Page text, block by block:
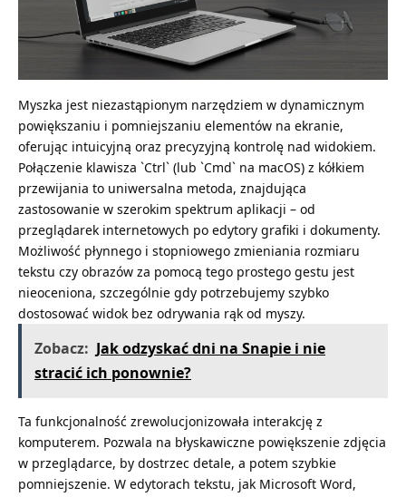
Myszka jest niezastąpionym narzędziem w dynamicznym
powiększaniu i pomniejszaniu elementów na ekranie,
oferując intuicyjną oraz precyzyjną kontrolę nad widokiem.
Połączenie klawisza `Ctrl` (lub `Cmd` na macOS) z kółkiem
przewijania to uniwersalna metoda, znajdująca
zastosowanie w szerokim spektrum aplikacji – od
przeglądarek internetowych po edytory grafiki i dokumenty.
Możliwość płynnego i stopniowego zmieniania rozmiaru
tekstu czy obrazów za pomocą tego prostego gestu jest
nieoceniona, szczególnie gdy potrzebujemy szybko
dostosować widok bez odrywania rąk od myszy.
Zobacz: Jak odzyskać dni na Snapie i nie
stracić ich ponownie?
Ta funkcjonalność zrewolucjonizowała interakcję z
komputerem. Pozwala na błyskawiczne powiększenie zdjęcia
w przeglądarce, by dostrzec detale, a potem szybkie
pomniejszenie. W edytorach tekstu, jak Microsoft Word,